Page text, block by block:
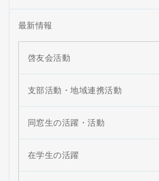
最新情報
啓友会活動
支部活動・地域連携活動
同窓生の活躍・活動
在学生の活躍